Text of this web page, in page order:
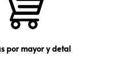
por mayor y detal